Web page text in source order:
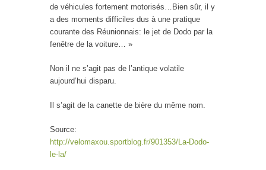
de véhicules fortement motorisés…Bien sûr, il y
a des moments difficiles dus à une pratique
courante des Réunionnais: le jet de Dodo par la
fenêtre de la voiture… »
Non il ne s’agit pas de l’antique volatile
aujourd’hui disparu.
Il s’agit de la canette de bière du même nom.
Source:
http://velomaxou.sportblog.fr/901353/La-Dodo-
le-la/